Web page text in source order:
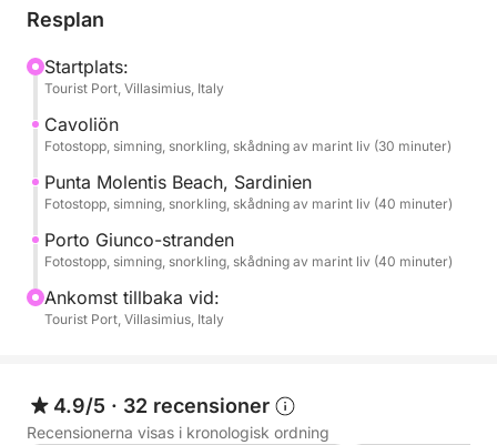
Serpentara, ett skyddat marint område som endast
kommer du att beundra dramatiska klippor, gömda
grottor och djupt smaragdgrönt vatten som gör
denna plats till en av de mest orörda naturmiljöerna i
regionen.
Äventyret fortsätter till den vackra Cala Pira, en
vakttorn. Med sin bleka sand och grunda turkosa
dopp och att njuta av kustens fridfulla atmosfär.
och lugna vatten. Denna naturliga lagun, som endast
nås med båt, erbjuder den perfekta miljön för
Resplan
Startplats:
Tourist Port, Villasimius, Italy
Cavoliön
Fotostopp, simning, snorkling, skådning av marint liv (30 minuter)
Punta Molentis Beach, Sardinien
Fotostopp, simning, snorkling, skådning av marint liv (40 minuter)
Porto Giunco-stranden
Fotostopp, simning, snorkling, skådning av marint liv (40 minuter)
Ankomst tillbaka vid:
Tourist Port, Villasimius, Italy
4.9/5 · 32 recensioner
Recensionerna visas i kronologisk ordning